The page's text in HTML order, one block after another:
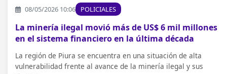
08/05/2026 10:06 POLICIALES
La minería ilegal movió más de US$ 6 mil millones
en el sistema financiero en la última década
La región de Piura se encuentra en una situación de alta
vulnerabilidad frente al avance de la minería ilegal y sus